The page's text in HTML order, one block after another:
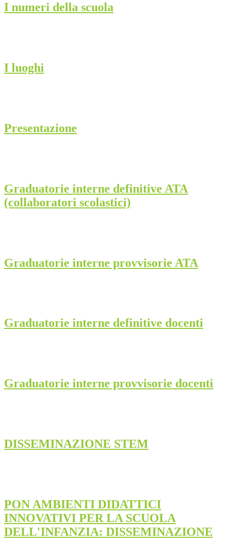
I numeri della scuola
I luoghi
Presentazione
Graduatorie interne definitive ATA
(collaboratori scolastici)
Graduatorie interne provvisorie ATA
Graduatorie interne definitive docenti
Graduatorie interne provvisorie docenti
DISSEMINAZIONE STEM
PON AMBIENTI DIDATTICI
INNOVATIVI PER LA SCUOLA
DELL'INFANZIA: DISSEMINAZIONE